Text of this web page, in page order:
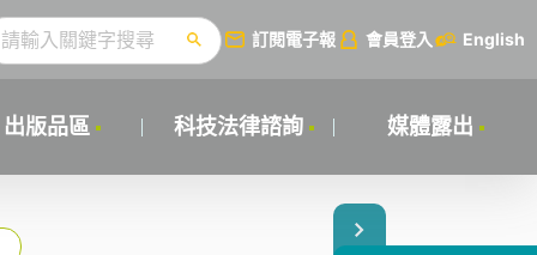
訂閱電子報 會員登入 English
出版品區 科技法律諮詢 媒體露出